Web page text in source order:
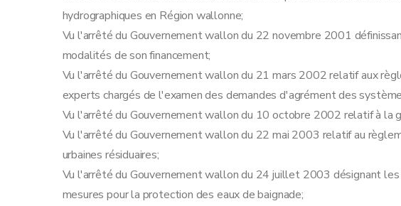
hydrographiques en Région wallonne;
Vu l'arrêté du Gouvernement wallon du 22 novembre 2001
modalités de son financement;
Vu l'arrêté du Gouvernement wallon du 21 mars 2002 relatif aux
experts chargés de l'examen des demandes d'agrément des
Vu l'arrêté du Gouvernement wallon du 10 octobre 2002 relatif à la
Vu l'arrêté du Gouvernement wallon du 22 mai 2003 relatif au
urbaines résiduaires;
Vu l'arrêté du Gouvernement wallon du 24 juillet 2003 désignant
mesures pour la protection des eaux de baignade;